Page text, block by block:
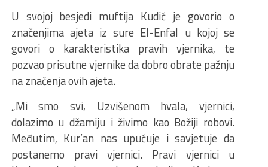
U svojoj besjedi muftija Kudić je govorio o
značenjima ajeta iz sure El-Enfal u kojoj se
govori o karakteristika pravih vjernika, te
pozvao prisutne vjernike da dobro obrate pažnju
na značenja ovih ajeta.
„Mi smo svi, Uzvišenom hvala, vjernici,
dolazimo u džamiju i živimo kao Božiji robovi.
Međutim, Kur’an nas upućuje i savjetuje da
postanemo pravi vjernici. Pravi vjernici u